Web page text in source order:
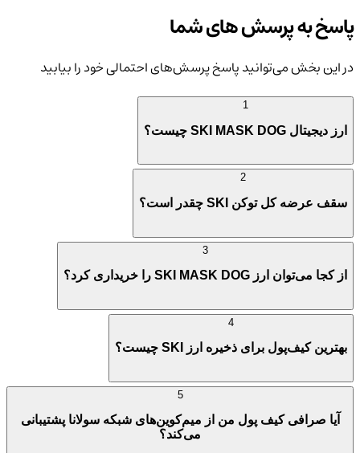
پاسخ به پرسش های شما
در این بخش می‌توانید پاسخ پرسش‌های احتمالی خود را بیابید
ارز دیجیتال SKI MASK DOG چیست؟
سقف عرضه کل توکن SKI چقدر است؟
از کجا می‌توان ارز SKI MASK DOG را خریداری کرد؟
بهترین کیف‌پول برای ذخیره ارز SKI چیست؟
آیا صرافی کیف پول من از میم‌کوین‌های شبکه سولانا پشتیبانی
می‌کند؟